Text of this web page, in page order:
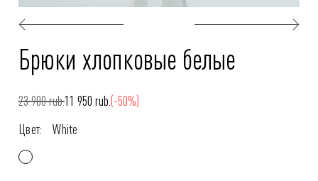
Брюки хлопковые белые
23 900 rub.11 950 rub.(-50%)
Цвет:
White